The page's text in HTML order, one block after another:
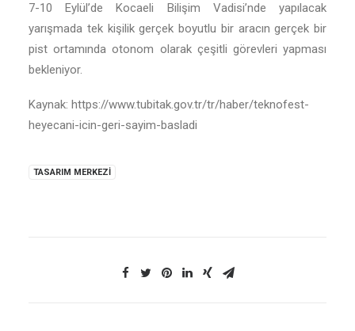
7-10 Eylül’de Kocaeli Bilişim Vadisi’nde yapılacak
yarışmada tek kişilik gerçek boyutlu bir aracın gerçek bir
pist ortamında otonom olarak çeşitli görevleri yapması
bekleniyor.
Kaynak: https://www.tubitak.gov.tr/tr/haber/teknofest-
heyecani-icin-geri-sayim-basladi
TASARIM MERKEZI